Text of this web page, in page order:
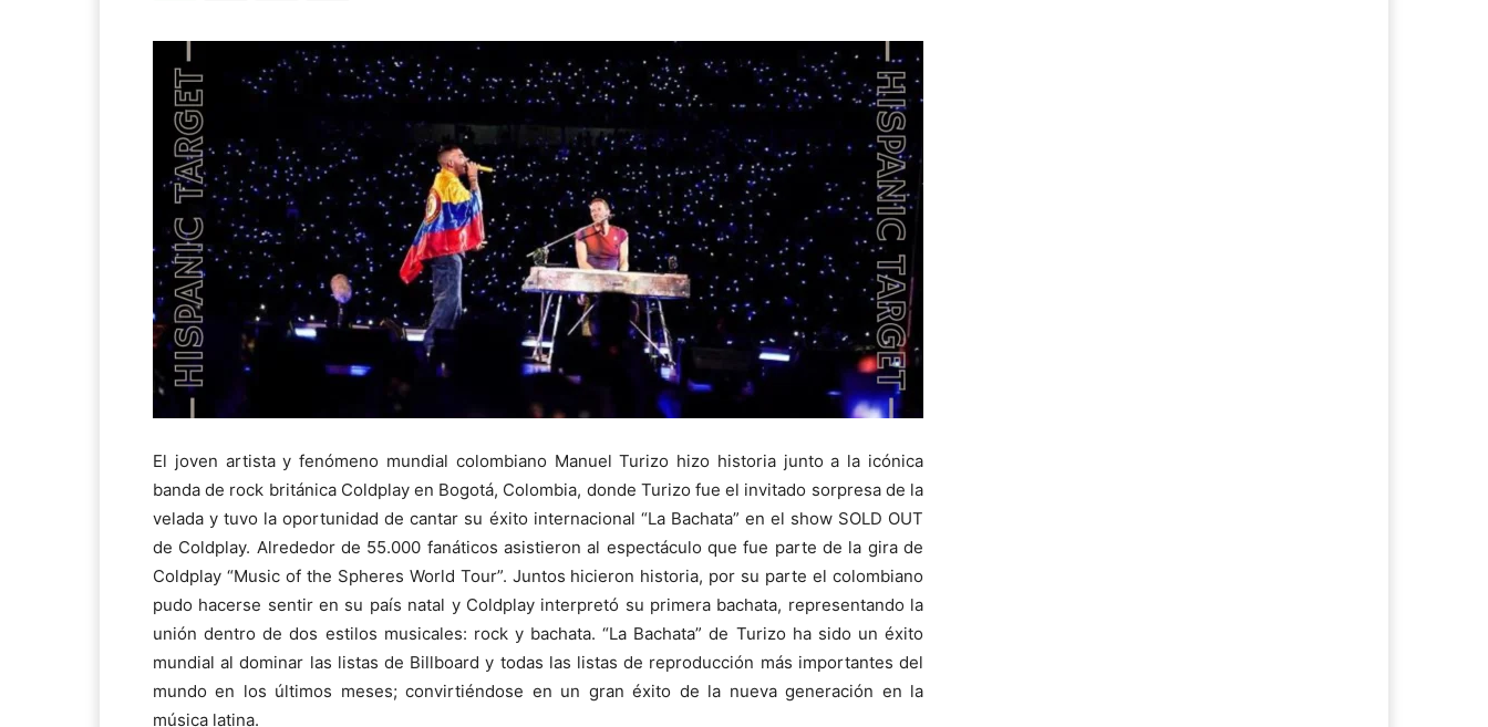
El joven artista y fenómeno mundial colombiano Manuel Turizo hizo historia junto a la icónica
banda de rock británica Coldplay en Bogotá, Colombia, donde Turizo fue el invitado sorpresa de la
velada y tuvo la oportunidad de cantar su éxito internacional “La Bachata” en el show SOLD OUT
de Coldplay. Alrededor de 55.000 fanáticos asistieron al espectáculo que fue parte de la gira de
Coldplay “Music of the Spheres World Tour”. Juntos hicieron historia, por su parte el colombiano
pudo hacerse sentir en su país natal y Coldplay interpretó su primera bachata, representando la
unión dentro de dos estilos musicales: rock y bachata. “La Bachata” de Turizo ha sido un éxito
mundial al dominar las listas de Billboard y todas las listas de reproducción más importantes del
mundo en los últimos meses; convirtiéndose en un gran éxito de la nueva generación en la
música latina.